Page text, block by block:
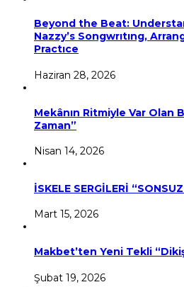
Beyond the Beat:
Nazzy’s Songwrıtıng,
Practıce
Haziran 28, 2026
Mekânın Ritmiyle Var Olan
Zaman”
Nisan 14, 2026
İSKELE SERGİLERİ
Mart 15, 2026
Makbet’ten Yeni Tekli
Şubat 19, 2026